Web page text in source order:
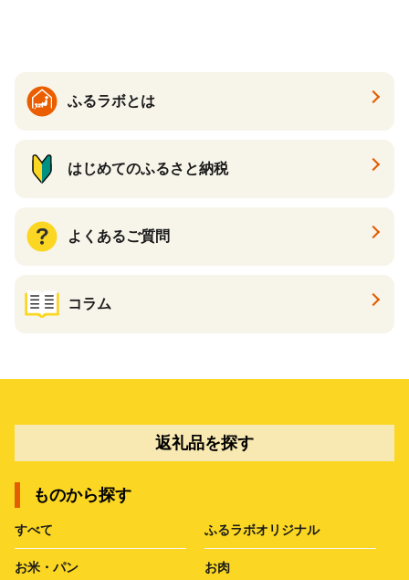
ふるラボとは
はじめてのふるさと納税
よくあるご質問
コラム
返礼品を探す
ものから探す
すべて ふるラボオリジナル
お米・パン お肉